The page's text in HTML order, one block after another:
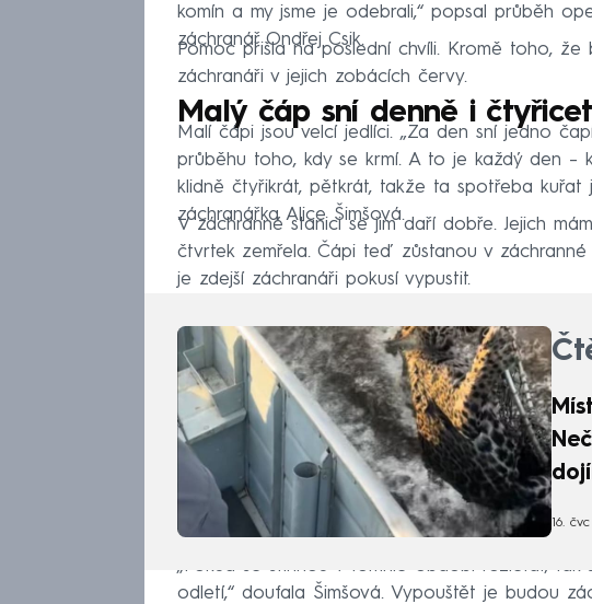
komín a my jsme je odebrali,“ popsal průběh
záchranář Ondřej Csik.
Pomoc přišla na poslední chvíli. Kromě toho, že
záchranáři v jejich zobácích červy.
Malý čáp sní denně i
Malí čápi jsou velcí jedlíci. „Za den sní jedno
průběhu toho, kdy se krmí. A to je každý den –
klidně čtyřikrát, pětkrát, takže ta spotřeba kuřat
záchranářka Alice Šimšová.
V záchranné stanici se jim daří dobře. Jejich
čtvrtek zemřela. Čápi teď zůstanou v
je zdejší záchranáři pokusí vypustit.
16.
„Pokud se stihnou v tomhle období rozlétat,
odletí,“ doufala Šimšová. Vypouštět je budou